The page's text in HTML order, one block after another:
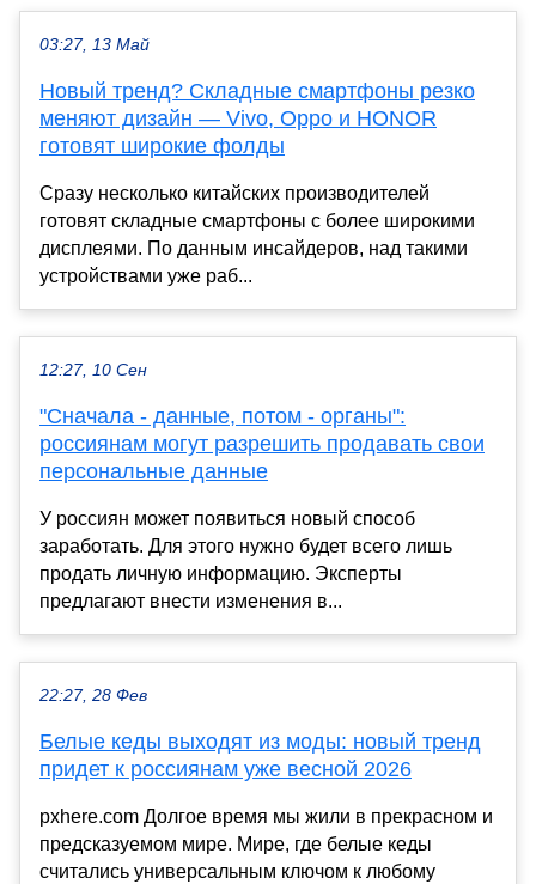
03:27, 13 Май
Новый тренд? Складные смартфоны резко
меняют дизайн — Vivo, Oppo и HONOR
готовят широкие фолды
Сразу несколько китайских производителей
готовят складные смартфоны с более широкими
дисплеями. По данным инсайдеров, над такими
устройствами уже раб...
12:27, 10 Сен
"Сначала - данные, потом - органы":
россиянам могут разрешить продавать свои
персональные данные
У россиян может появиться новый способ
заработать. Для этого нужно будет всего лишь
продать личную информацию. Эксперты
предлагают внести изменения в...
22:27, 28 Фев
Белые кеды выходят из моды: новый тренд
придет к россиянам уже весной 2026
pxhere.com Долгое время мы жили в прекрасном и
предсказуемом мире. Мире, где белые кеды
считались универсальным ключом к любому